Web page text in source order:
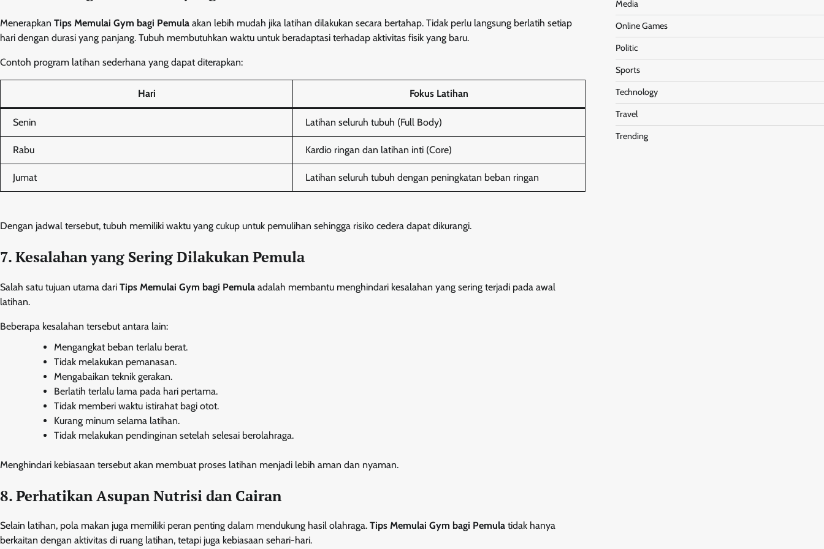
Menerapkan Tips Memulai Gym bagi Pemula akan lebih mudah jika latihan dilakukan secara bertahap. Tidak perlu langsung berlatih setiap
hari dengan durasi yang panjang. Tubuh membutuhkan waktu untuk beradaptasi terhadap aktivitas fisik yang baru.
Contoh program latihan sederhana yang dapat diterapkan:
Hari Fokus Latihan
Senin Latihan seluruh tubuh (Full Body)
Rabu Kardio ringan dan latihan inti (Core)
Jumat Latihan seluruh tubuh dengan peningkatan beban ringan
Dengan jadwal tersebut, tubuh memiliki waktu yang cukup untuk pemulihan sehingga risiko cedera dapat dikurangi.
7. Kesalahan yang Sering Dilakukan Pemula
Salah satu tujuan utama dari Tips Memulai Gym bagi Pemula adalah membantu menghindari kesalahan yang sering terjadi pada awal
latihan.
Beberapa kesalahan tersebut antara lain:
Mengangkat beban terlalu berat.
Tidak melakukan pemanasan.
Mengabaikan teknik gerakan.
Berlatih terlalu lama pada hari pertama.
Tidak memberi waktu istirahat bagi otot.
Kurang minum selama latihan.
Tidak melakukan pendinginan setelah selesai berolahraga.
Menghindari kebiasaan tersebut akan membuat proses latihan menjadi lebih aman dan nyaman.
8. Perhatikan Asupan Nutrisi dan Cairan
Selain latihan, pola makan juga memiliki peran penting dalam mendukung hasil olahraga. Tips Memulai Gym bagi Pemula tidak hanya
berkaitan dengan aktivitas di ruang latihan, tetapi juga kebiasaan sehari-hari.
Media
Online Games
Politic
Sports
Technology
Travel
Trending